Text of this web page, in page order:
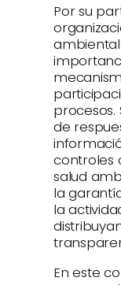
Por su
procesos.
de
controles
salud
la
la
En este